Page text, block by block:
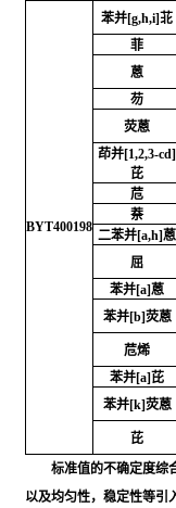
BYT400198
苯并[g,h,i]苝
菲
蒽
芴
荧蒽
茚并[1,2,3-cd]
芘
苊
萘
二苯并[a,h]蒽
屈
苯并[a]蒽
苯并[b]荧蒽
苊烯
苯并[a]芘
苯并[k]荧蒽
芘
标准值的不确定度综
以及均匀性，稳定性等引